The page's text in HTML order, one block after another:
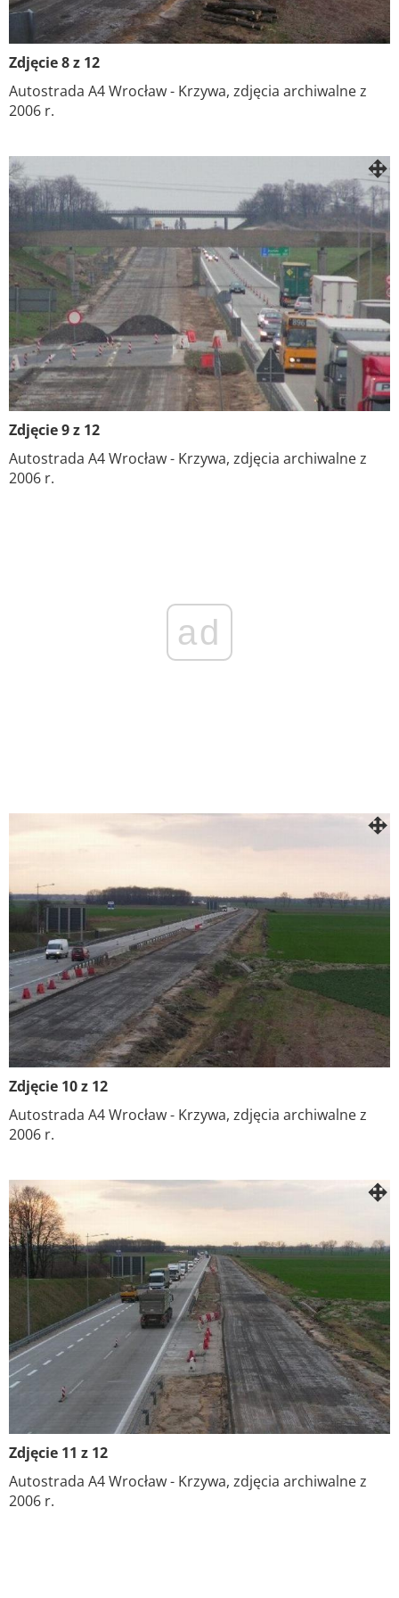
Zdjęcie 8 z 12
Autostrada A4 Wrocław - Krzywa, zdjęcia archiwalne z
2006 r.
Zdjęcie 9 z 12
Autostrada A4 Wrocław - Krzywa, zdjęcia archiwalne z
2006 r.
ad
Zdjęcie 10 z 12
Autostrada A4 Wrocław - Krzywa, zdjęcia archiwalne z
2006 r.
Zdjęcie 11 z 12
Autostrada A4 Wrocław - Krzywa, zdjęcia archiwalne z
2006 r.